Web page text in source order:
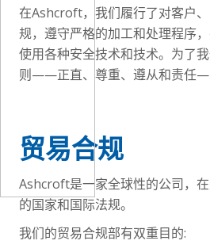
在Ashcroft，我们履行了对客户
规，遵守严格的加工和处理程序
使用各种安全技术和技术。为了
则——正直、尊重、遵从和责任
贸易合规
Ashcroft是一家全球性的公司，
的国家和国际法规。
我们的贸易合规部有双重目的: